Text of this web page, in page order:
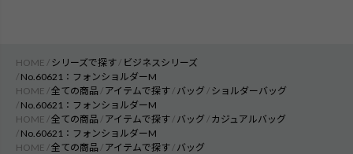
HOME シリーズで探す
ビジネスシリーズ
No.60621：フォンショルダーM
HOME 全ての商品 アイテムで探す バッグ
ショルダーバッグ
No.60621：フォンショルダーM
HOME 全ての商品 アイテムで探す バッグ
カジュアルバッグ
No.60621：フォンショルダーM
HOME 全ての商品 アイテムで探す バッグ